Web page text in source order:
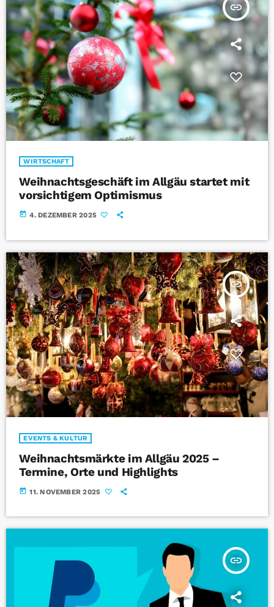
insert_link
WIRTSCHAFT
Weihnachtsgeschäft im Allgäu startet mit
vorsichtigem Optimismus
today 4. DEZEMBER 2025
insert_link
EVENTS & KULTUR
Weihnachtsmärkte im Allgäu 2025 –
Termine, Orte und Highlights
today 11. NOVEMBER 2025
insert_link